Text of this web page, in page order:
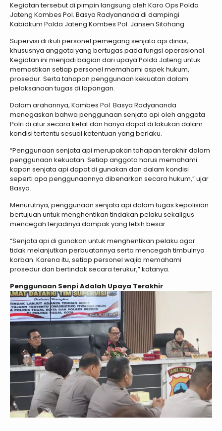
Kegiatan tersebut di pimpin langsung oleh Karo Ops Polda
Jateng Kombes Pol. Basya Radyananda di dampingi
Kabidkum Polda Jateng Kombes Pol. Jansen Sitohang
Supervisi di ikuti personel pemegang senjata api dinas,
khususnya anggota yang bertugas pada fungsi operasional.
Kegiatan ini menjadi bagian dari upaya Polda Jateng untuk
memastikan setiap personel memahami aspek hukum,
prosedur. Serta tahapan penggunaan kekuatan dalam
pelaksanaan tugas di lapangan.
Dalam arahannya, Kombes Pol. Basya Radyananda
menegaskan bahwa penggunaan senjata api oleh anggota
Polri di atur secara ketat dan hanya dapat di lakukan dalam
kondisi tertentu sesuai ketentuan yang berlaku.
“Penggunaan senjata api merupakan tahapan terakhir dalam
penggunaan kekuatan. Setiap anggota harus memahami
kapan senjata api dapat di gunakan dan dalam kondisi
seperti apa penggunaannya dibenarkan secara hukum,” ujar
Basya.
Menurutnya, penggunaan senjata api dalam tugas kepolisian
bertujuan untuk menghentikan tindakan pelaku sekaligus
mencegah terjadinya dampak yang lebih besar.
“Senjata api di gunakan untuk menghentikan pelaku agar
tidak melanjutkan perbuatannya serta mencegah timbulnya
korban. Karena itu, setiap personel wajib memahami
prosedur dan bertindak secara terukur,” katanya.
Penggunaan Senpi Adalah Upaya Terakhir